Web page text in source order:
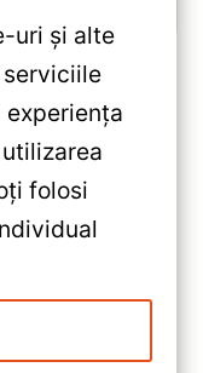
M2
2017
core,
Opel
10,
9″ IPS,
uri și alte
folosi